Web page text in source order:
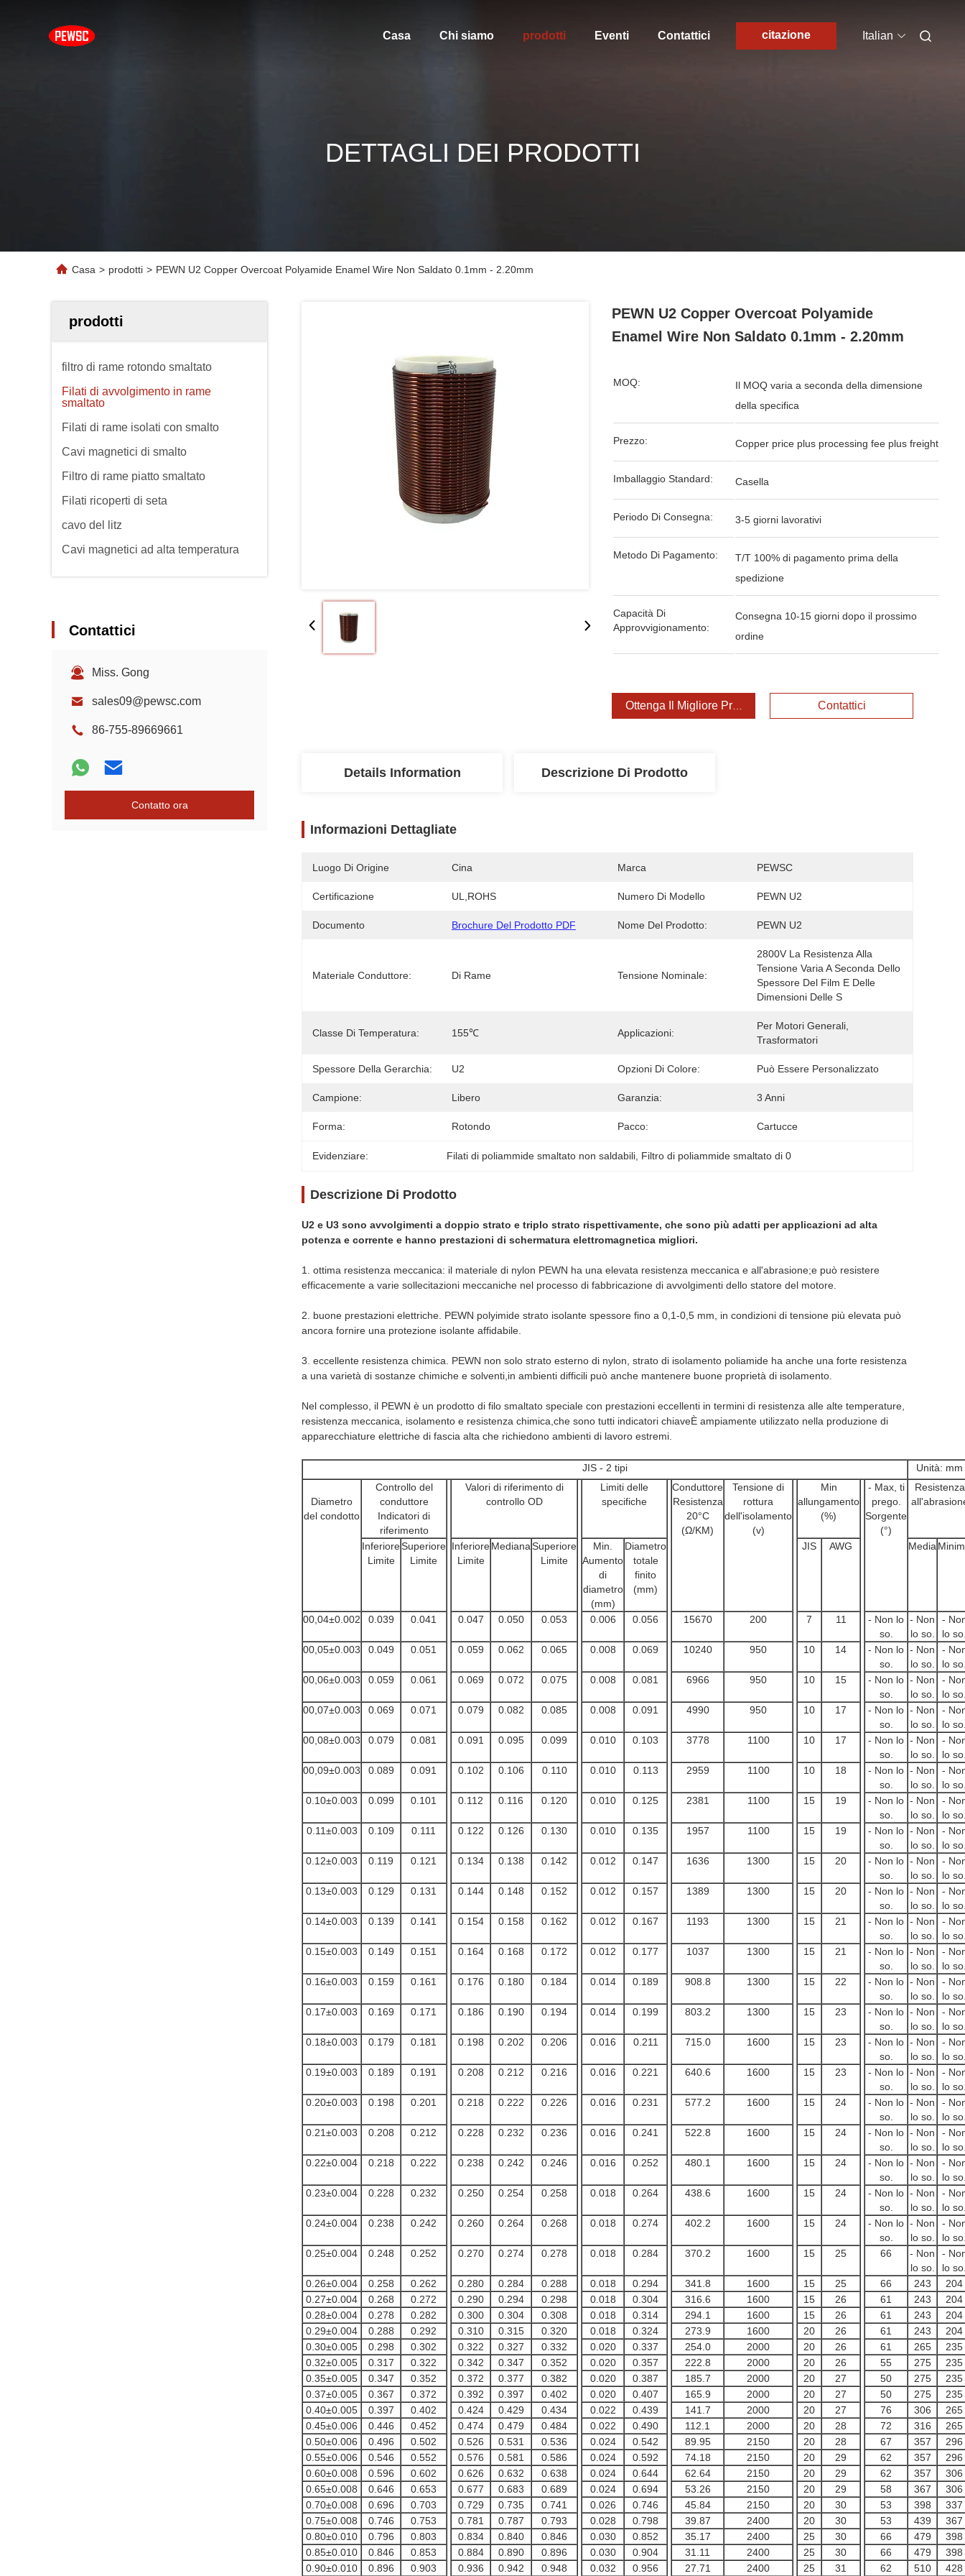
Casa Chi siamo prodotti Eventi Contattici citazione Italian
DETTAGLI DEI PRODOTTI
Casa > prodotti > PEWN U2 Copper Overcoat Polyamide Enamel Wire Non Saldato 0.1mm - 2.20mm
prodotti
filtro di rame rotondo smaltato
Filati di avvolgimento in rame
smaltato
Filati di rame isolati con smalto
Cavi magnetici di smalto
Filtro di rame piatto smaltato
Filati ricoperti di seta
cavo del litz
Cavi magnetici ad alta temperatura
Contattici
Miss. Gong
sales09@pewsc.com
86-755-89669661
Contatto ora
PEWN U2 Copper Overcoat Polyamide
Enamel Wire Non Saldato 0.1mm - 2.20mm
MOQ:
Il MOQ varia a seconda della dimensione
della specifica
Prezzo: Copper price plus processing fee plus freight
Imballaggio Standard: Casella
Periodo Di Consegna: 3-5 giorni lavorativi
Metodo Di Pagamento:
T/T 100% di pagamento prima della
spedizione
Capacità Di
Approvvigionamento:
Consegna 10-15 giorni dopo il prossimo
ordine
Ottenga Il Migliore Prezzo Contattici
Details Information Descrizione Di Prodotto
Informazioni Dettagliate
Luogo Di Origine Cina Marca PEWSC
Certificazione UL,ROHS Numero Di Modello PEWN U2
Documento Brochure Del Prodotto PDF Nome Del Prodotto: PEWN U2
Materiale Conduttore: Di Rame Tensione Nominale:
2800V La Resistenza Alla
Tensione Varia A Seconda Dello
Spessore Del Film E Delle
Dimensioni Delle S
Classe Di Temperatura: 155℃ Applicazioni:
Per Motori Generali,
Trasformatori
Spessore Della Gerarchia: U2 Opzioni Di Colore: Può Essere Personalizzato
Campione: Libero Garanzia: 3 Anni
Forma: Rotondo Pacco: Cartucce
Evidenziare: Filati di poliammide smaltato non saldabili Filtro di poliammide smaltato di 0
Descrizione Di Prodotto
U2 e U3 sono avvolgimenti a doppio strato e triplo strato rispettivamente, che sono più adatti per applicazioni ad alta
potenza e corrente e hanno prestazioni di schermatura elettromagnetica migliori.
1. ottima resistenza meccanica: il materiale di nylon PEWN ha una elevata resistenza meccanica e all'abrasione;e può resistere
efficacemente a varie sollecitazioni meccaniche nel processo di fabbricazione di avvolgimenti dello statore del motore.
2. buone prestazioni elettriche. PEWN polyimide strato isolante spessore fino a 0,1-0,5 mm, in condizioni di tensione più elevata può
ancora fornire una protezione isolante affidabile.
3. eccellente resistenza chimica. PEWN non solo strato esterno di nylon, strato di isolamento poliamide ha anche una forte resistenza
a una varietà di sostanze chimiche e solventi,in ambienti difficili può anche mantenere buone proprietà di isolamento.
Nel complesso, il PEWN è un prodotto di filo smaltato speciale con prestazioni eccellenti in termini di resistenza alle alte temperature,
resistenza meccanica, isolamento e resistenza chimica,che sono tutti indicatori chiaveÈ ampiamente utilizzato nella produzione di
apparecchiature elettriche di fascia alta che richiedono ambienti di lavoro estremi.
JIS - 2 tipi Unità: mm
Diametro
del condotto
Controllo del
conduttore
Indicatori di
riferimento
Valori di riferimento di
controllo OD
Limiti delle
specifiche
Conduttore
Resistenza
20°C
(Ω/KM)
Tensione di
rottura
dell'isolamento
(v)
Min
allungamento
(%)
- Max, ti
prego.
Sorgente
(°)
Resistenza
Inferiore
Limite
Superiore
Limite
Inferiore
Limite
MedianaSuperiore
Limite
Min.
Aumento
di
diametro
(mm)
Diametro
totale
finito
(mm)
JIS AWG Media
00,04±0.002 0.039 0.041 0.047 0.050 0.053 0.006 0.056 15670 200 7 11
- Non lo
so.
- Non
lo so.
-
lo
00,05±0.003
0.049 0.051 0.059 0.062 0.065 0.008 0.069 10240 950 10 14
- Non lo
so.
- Non
lo so.
-
lo
00,06±0.003
0.059 0.061 0.069 0.072 0.075 0.008 0.081 6966 950 10 15
- Non lo
so.
- Non
lo so.
-
lo
00,07±0.003
0.069 0.071 0.079 0.082 0.085 0.008 0.091 4990 950 10 17
- Non lo
so.
- Non
lo so.
-
lo
00,08±0.003
0.079 0.081 0.091 0.095 0.099 0.010 0.103 3778 1100 10 17
- Non lo
so.
- Non
lo so.
-
lo
00,09±0.003
0.089 0.091 0.102 0.106 0.110 0.010 0.113 2959 1100 10 18
- Non lo
so.
- Non
lo so.
-
lo
0.10±0.003
0.099 0.101 0.112 0.116 0.120 0.010 0.125 2381 1100 15 19
- Non lo
so.
- Non
lo so.
-
lo
0.11±0.003
0.109 0.111 0.122 0.126 0.130 0.010 0.135 1957 1100 15 19
- Non lo
so.
- Non
lo so.
-
lo
0.12±0.003
0.119 0.121 0.134 0.138 0.142 0.012 0.147 1636 1300 15 20
- Non lo
so.
- Non
lo so.
-
lo
0.13±0.003
0.129 0.131 0.144 0.148 0.152 0.012 0.157 1389 1300 15 20
- Non lo
so.
- Non
lo so.
-
lo
0.14±0.003
0.139 0.141 0.154 0.158 0.162 0.012 0.167 1193 1300 15 21
- Non lo
so.
- Non
lo so.
-
lo
0.15±0.003
0.149 0.151 0.164 0.168 0.172 0.012 0.177 1037 1300 15 21
- Non lo
so.
- Non
lo so.
-
lo
0.16±0.003
0.159 0.161 0.176 0.180 0.184 0.014 0.189 908.8 1300 15 22
- Non lo
so.
- Non
lo so.
-
lo
0.17±0.003
0.169 0.171 0.186 0.190 0.194 0.014 0.199 803.2 1300 15 23
- Non lo
so.
- Non
lo so.
-
lo
0.18±0.003
0.179 0.181 0.198 0.202 0.206 0.016 0.211 715.0 1600 15 23
- Non lo
so.
- Non
lo so.
-
lo
0.19±0.003
0.189 0.191 0.208 0.212 0.216 0.016 0.221 640.6 1600 15 23
- Non lo
so.
- Non
lo so.
-
lo
0.20±0.003
0.198 0.201 0.218 0.222 0.226 0.016 0.231 577.2 1600 15 24
- Non lo
so.
- Non
lo so.
-
lo
0.21±0.003
0.208 0.212 0.228 0.232 0.236 0.016 0.241 522.8 1600 15 24
- Non lo
so.
- Non
lo so.
-
lo
0.22±0.004
0.218 0.222 0.238 0.242 0.246 0.016 0.252 480.1 1600 15 24
- Non lo
so.
- Non
lo so.
-
lo
0.23±0.004
0.228 0.232 0.250 0.254 0.258 0.018 0.264 438.6 1600 15 24
- Non lo
so.
- Non
lo so.
-
lo
0.24±0.004
0.238 0.242 0.260 0.264 0.268 0.018 0.274 402.2 1600 15 24
- Non lo
so.
- Non
lo so.
-
lo
0.25±0.004
0.248 0.252 0.270 0.274 0.278 0.018 0.284 370.2 1600 15 25 66
- Non
lo so.
-
lo
0.26±0.004
0.258 0.262 0.280 0.284 0.288 0.018 0.294 341.8 1600 15 25 66 243
204
0.27±0.004
0.268 0.272 0.290 0.294 0.298 0.018 0.304 316.6 1600 15 26 61 243
204
0.28±0.004
0.278 0.282 0.300 0.304 0.308 0.018 0.314 294.1 1600 15 26 61 243
204
0.29±0.004
0.288 0.292 0.310 0.315 0.320 0.018 0.324 273.9 1600 20 26 61 243
204
0.30±0.005
0.298 0.302 0.322 0.327 0.332 0.020 0.337 254.0 2000 20 26 61 265
235
0.32±0.005
0.317 0.322 0.342 0.347 0.352 0.020 0.357 222.8 2000 20 26 55 275
235
0.35±0.005
0.347 0.352 0.372 0.377 0.382 0.020 0.387 185.7 2000 20 27 50 275
235
0.37±0.005
0.367 0.372 0.392 0.397 0.402 0.020 0.407 165.9 2000 20 27 50 275
235
0.40±0.005
0.397 0.402 0.424 0.429 0.434 0.022 0.439 141.7 2000 20 27 76 306
265
0.45±0.006
0.446 0.452 0.474 0.479 0.484 0.022 0.490 112.1 2000 20 28 72 316
265
0.50±0.006
0.496 0.502 0.526 0.531 0.536 0.024 0.542 89.95 2150 20 28 67 357
296
0.55±0.006
0.546 0.552 0.576 0.581 0.586 0.024 0.592 74.18 2150 20 29 62 357
296
0.60±0.008
0.596 0.602 0.626 0.632 0.638 0.024 0.644 62.64 2150 20 29 62 357
306
0.65±0.008
0.646 0.653 0.677 0.683 0.689 0.024 0.694 53.26 2150 20 29 58 367
306
0.70±0.008
0.696 0.703 0.729 0.735 0.741 0.026 0.746 45.84 2150 20 30 53 398
337
0.75±0.008
0.746 0.753 0.781 0.787 0.793 0.028 0.798 39.87 2400 20 30 53 439
367
0.80±0.010
0.796 0.803 0.834 0.840 0.846 0.030 0.852 35.17 2400 25 30 66 479
398
0.85±0.010
0.846 0.853 0.884 0.890 0.896 0.030 0.904 31.11 2400 25 30 66 479
398
0.90±0.010
0.896 0.903 0.936 0.942 0.948 0.032 0.956 27.71 2400 25 31 62 510 428